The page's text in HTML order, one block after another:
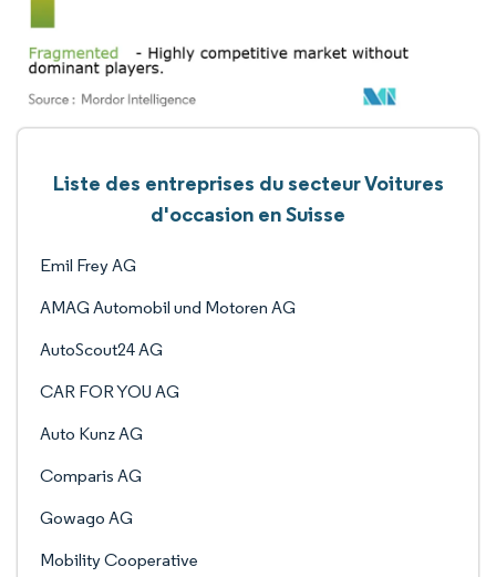
Liste des entreprises du secteur Voitures
d'occasion en Suisse
Emil Frey AG
AMAG Automobil und Motoren AG
AutoScout24 AG
CAR FOR YOU AG
Auto Kunz AG
Comparis AG
Gowago AG
Mobility Cooperative